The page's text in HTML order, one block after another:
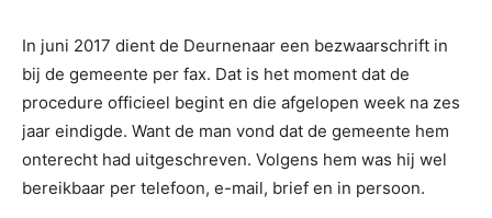
In juni 2017 dient de Deurnenaar een bezwaarschrift in
bij de gemeente per fax. Dat is het moment dat de
procedure officieel begint en die afgelopen week na zes
jaar eindigde. Want de man vond dat de gemeente hem
onterecht had uitgeschreven. Volgens hem was hij wel
bereikbaar per telefoon, e-mail, brief en in persoon.